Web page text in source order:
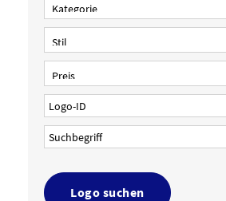
Logo suchen